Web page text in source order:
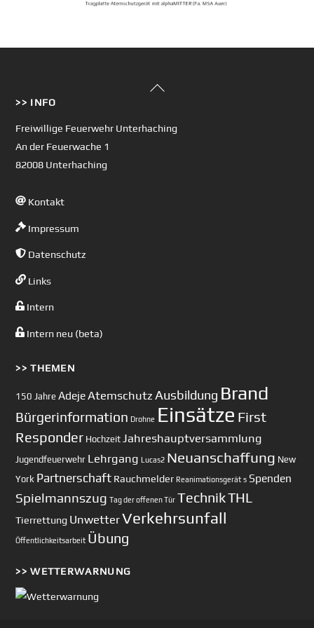
Back
>> INFO
Freiwillige Feuerwehr Unterhaching
An der Feuerwache 1
82008 Unterhaching
Kontakt
Impressum
Datenschutz
Links
Intern
Intern neu (beta)
>> THEMEN
150 Jahre AdejeAtemschutz Ausbildung Brand
Bürgerinformation Drohne Einsätze First
Responder Hochzeit Jahreshauptversammlung
Jugendfeuerwehr Lehrgang Lucas2 Neuanschaffung New
York Partnerschaft Rauchmelder Reanimationsgerät s Spenden
Spielmannszug Tag der offenen Tür TechnikTHL
Tierrettung UnwetterVerkehrsunfall
Öffentlichkeitsarbeit Übung
>> WETTERWARNUNG